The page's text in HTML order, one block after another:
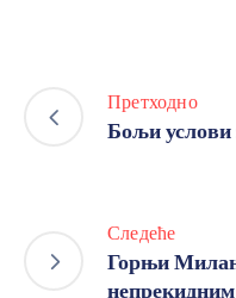
Претходно
Бољи услови
Следеће
Горњи